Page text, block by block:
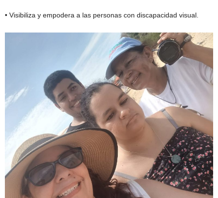
• Visibiliza y empodera a las personas con discapacidad visual.